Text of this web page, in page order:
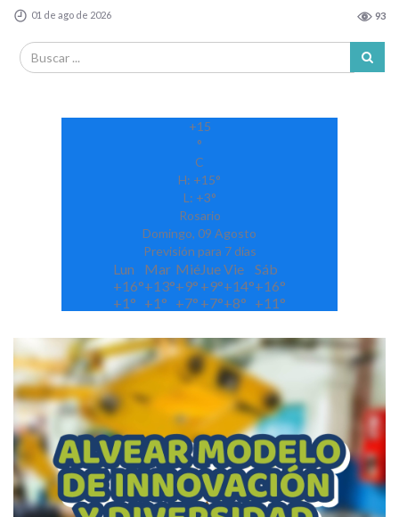
01 de ago de 2026 93
+15
°
C
H: +15°
L: +3°
Rosario
Domingo, 09 Agosto
Previsión para 7 días
Lun Mar MiéJueVie
Sáb
+16°+13°+9° +9°+14°+16°
+1° +1° +7° +7°+8° +11°